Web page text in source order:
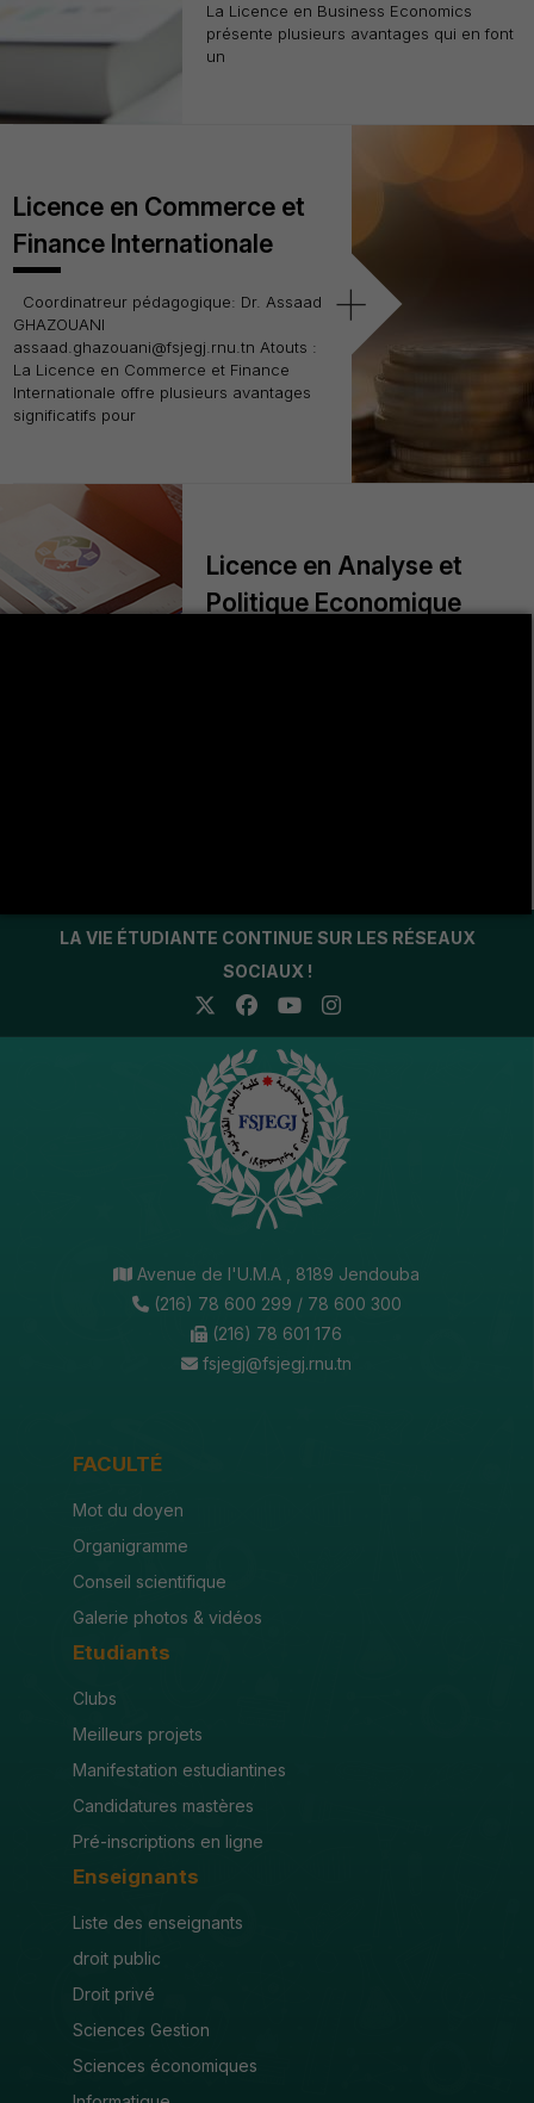
La Licence en Business Economics
présente plusieurs avantages qui en font
un
Licence en Commerce et
Finance Internationale
Coordinatreur pédagogique: Dr. Assaad
GHAZOUANI
assaad.ghazouani@fsjegj.rnu.tn Atouts :
La Licence en Commerce et Finance
Internationale offre plusieurs avantages
significatifs pour
+
Licence en Analyse et
Politique Economique
LA VIE ÉTUDIANTE CONTINUE SUR LES RÉSEAUX
SOCIAUX !
Avenue de l'U.M.A , 8189 Jendouba
(216) 78 600 299 / 78 600 300
(216) 78 601 176
fsjegj@fsjegj.rnu.tn
FACULTÉ
Mot du doyen
Organigramme
Conseil scientifique
Galerie photos & vidéos
Etudiants
Clubs
Meilleurs projets
Manifestation estudiantines
Candidatures mastères
Pré-inscriptions en ligne
Enseignants
Liste des enseignants
droit public
Droit privé
Sciences Gestion
Sciences économiques